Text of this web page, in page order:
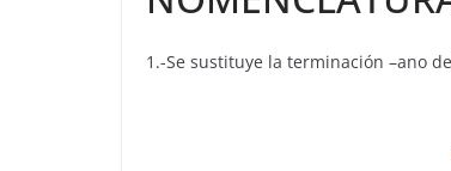
1.-Se sustituye la terminación –ano